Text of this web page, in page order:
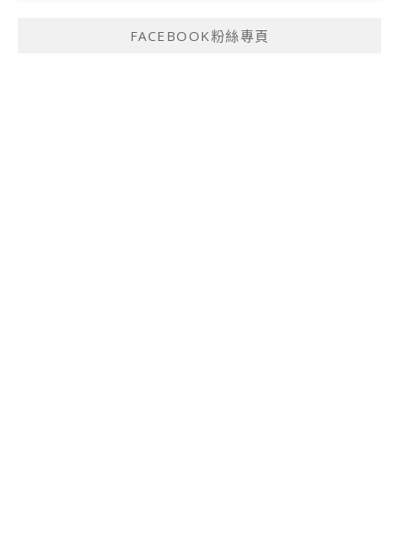
FACEBOOK粉絲專頁